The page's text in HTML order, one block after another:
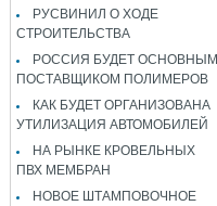
РУСВИНИЛ О ХОДЕ
СТРОИТЕЛЬСТВА
РОССИЯ БУДЕТ ОСНОВНЫМ
ПОСТАВЩИКОМ ПОЛИМЕРОВ
КАК БУДЕТ ОРГАНИЗОВАНА
УТИЛИЗАЦИЯ АВТОМОБИЛЕЙ
НА РЫНКЕ КРОВЕЛЬНЫХ
ПВХ МЕМБРАН
НОВОЕ ШТАМПОВОЧНОЕ